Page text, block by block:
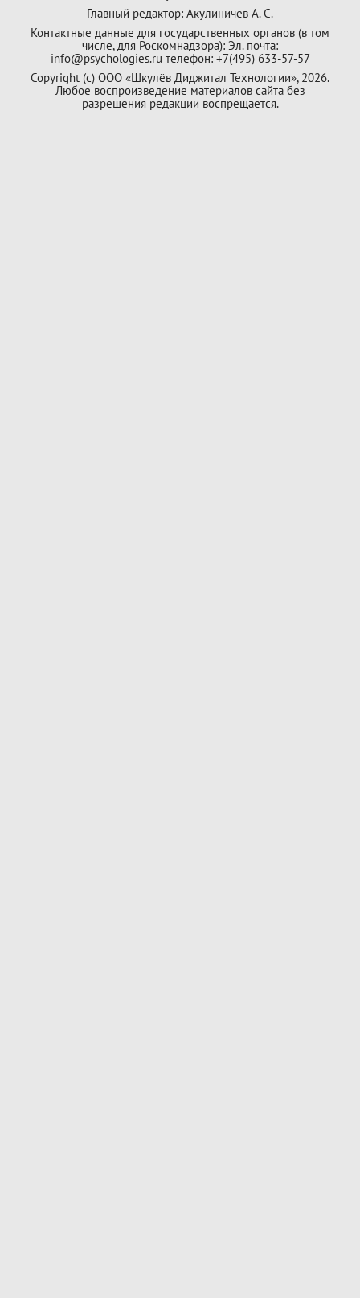
Главный редактор: Акулиничев А. С.
Контактные данные для государственных органов (в том
числе, для Роскомнадзора): Эл. почта:
info@psychologies.ru телефон: +7(495) 633-57-57
Copyright (с) ООО «Шкулёв Диджитал Технологии», 2026.
Любое воспроизведение материалов сайта без
разрешения редакции воспрещается.